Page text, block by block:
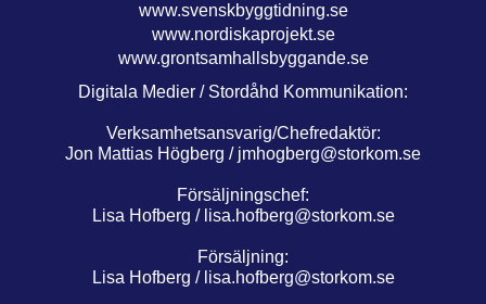
www.svenskbyggtidning.se
www.nordiskaprojekt.se
www.grontsamhallsbyggande.se
Digitala Medier / Stordåhd Kommunikation:
Verksamhetsansvarig/Chefredaktör:
Jon Mattias Högberg / jmhogberg@storkom.se
Försäljningschef:
Lisa Hofberg / lisa.hofberg@storkom.se
Försäljning:
Lisa Hofberg / lisa.hofberg@storkom.se